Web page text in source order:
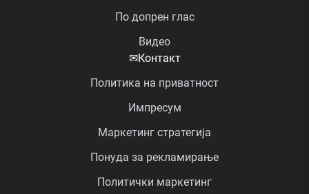
По допрен глас
Видео
✉Контакт
Политика на приватност
Импресум
Маркетинг стратегија
Понуда за рекламирање
Политички маркетинг